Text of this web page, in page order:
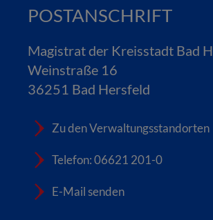
POSTANSCHRIFT
Magistrat der Kreisstadt Bad
Weinstraße 16
36251 Bad Hersfeld
Zu den Verwaltungsstandorten
Telefon: 06621 201-0
E-Mail senden